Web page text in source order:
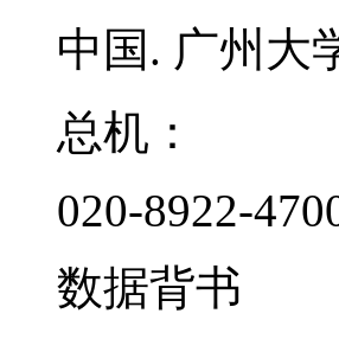
中国. 广州大
总机：
020-8922-
数据背书